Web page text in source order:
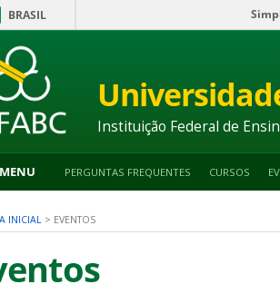
BRASIL
para
2
Instituição Federal de
MENU PERGUNTAS FREQUENTES CURSOS
INICIAL > EVENTOS